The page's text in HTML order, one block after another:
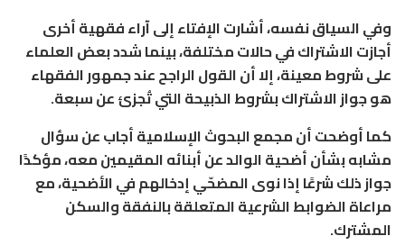
وفي السياق نفسه، أشارت الإفتاء إلى آراء فقهية أخرى
أجازت الاشتراك في حالات مختلفة، بينما شدد بعض العلماء
على شروط معينة، إلا أن القول الراجح عند جمهور الفقهاء
هو جواز الاشتراك بشروط الذبيحة التي تُجزئ عن سبعة.
كما أوضحت أن مجمع البحوث الإسلامية أجاب عن سؤال
مشابه بشأن أضحية الوالد عن أبنائه المقيمين معه، مؤكدًا
جواز ذلك شرعًا إذا نوى المضحّي إدخالهم في الأضحية، مع
مراعاة الضوابط الشرعية المتعلقة بالنفقة والسكن
المشترك.